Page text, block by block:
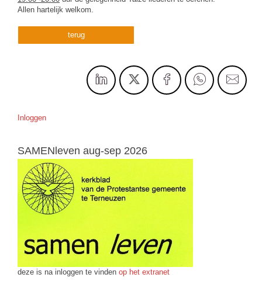
Allen hartelijk welkom.
terug
Inloggen
SAMENleven aug-sep 2026
deze is na inloggen te vinden op het extranet